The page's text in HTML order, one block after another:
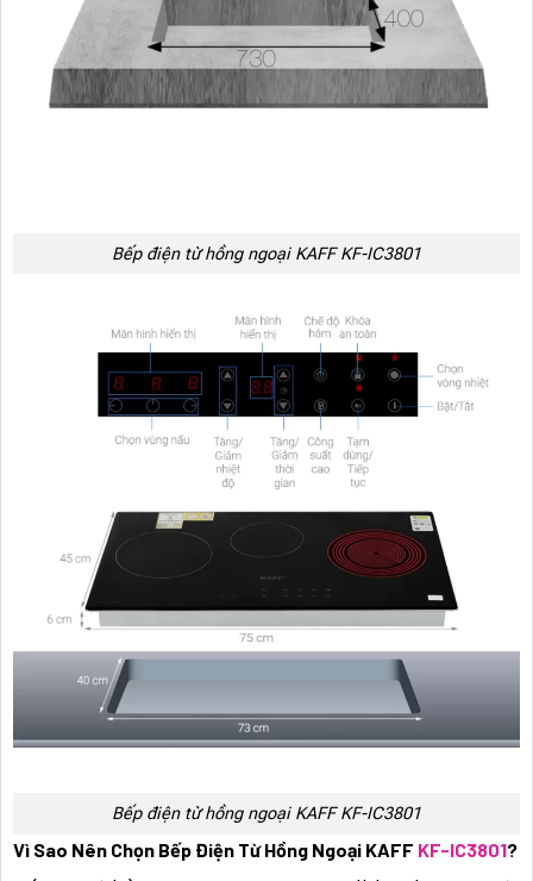
Bếp điện từ hồng ngoại KAFF KF-IC3801
Bếp điện từ hồng ngoại KAFF KF-IC3801
Vì Sao Nên Chọn Bếp Điện Từ Hồng Ngoại KAFF KF-IC3801?